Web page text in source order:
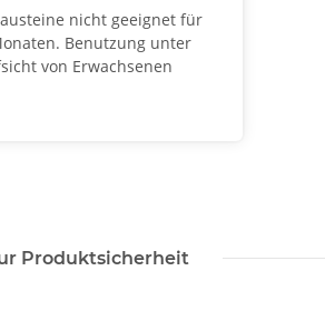
nicht geeignet für
Benutzung unter
von Erwachsenen
Produktsicherheit